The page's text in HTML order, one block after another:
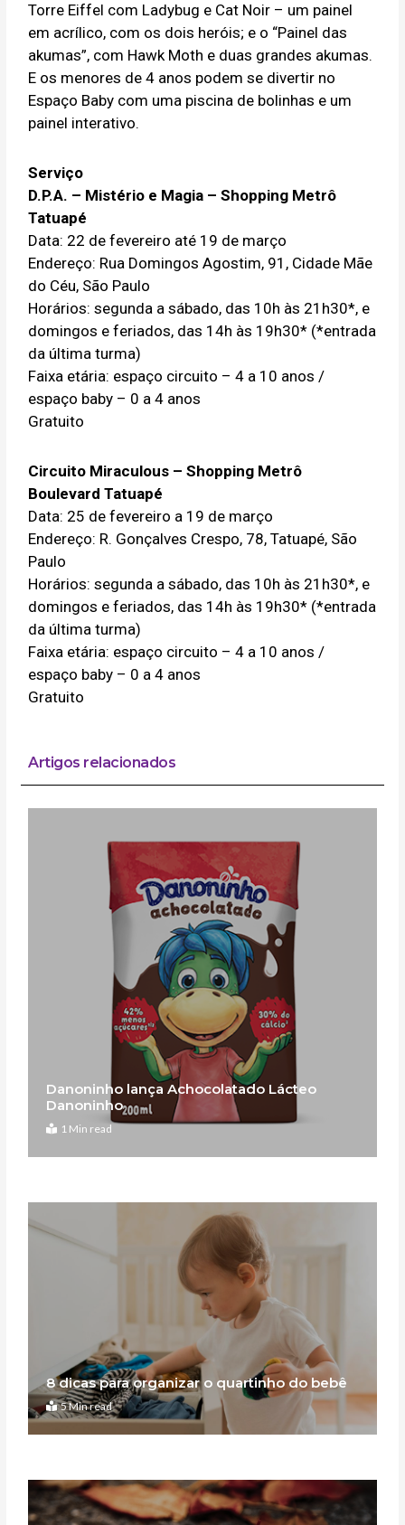
Torre Eiffel com Ladybug e Cat Noir – um painel
em acrílico, com os dois heróis; e o “Painel das
akumas”, com Hawk Moth e duas grandes akumas.
E os menores de 4 anos podem se divertir no
Espaço Baby com uma piscina de bolinhas e um
painel interativo.
Serviço
D.P.A. – Mistério e Magia – Shopping Metrô
Tatuapé
Data: 22 de fevereiro até 19 de março
Endereço: Rua Domingos Agostim, 91, Cidade Mãe
do Céu, São Paulo
Horários: segunda a sábado, das 10h às 21h30*, e
domingos e feriados, das 14h às 19h30* (*entrada
da última turma)
Faixa etária: espaço circuito – 4 a 10 anos /
espaço baby – 0 a 4 anos
Gratuito
Circuito Miraculous – Shopping Metrô
Boulevard Tatuapé
Data: 25 de fevereiro a 19 de março
Endereço: R. Gonçalves Crespo, 78, Tatuapé, São
Paulo
Horários: segunda a sábado, das 10h às 21h30*, e
domingos e feriados, das 14h às 19h30* (*entrada
da última turma)
Faixa etária: espaço circuito – 4 a 10 anos /
espaço baby – 0 a 4 anos
Gratuito
Artigos relacionados
Danoninho lança Achocolatado Lácteo
Danoninho
1 Min read
8 dicas para organizar o quartinho do bebê
5 Min read